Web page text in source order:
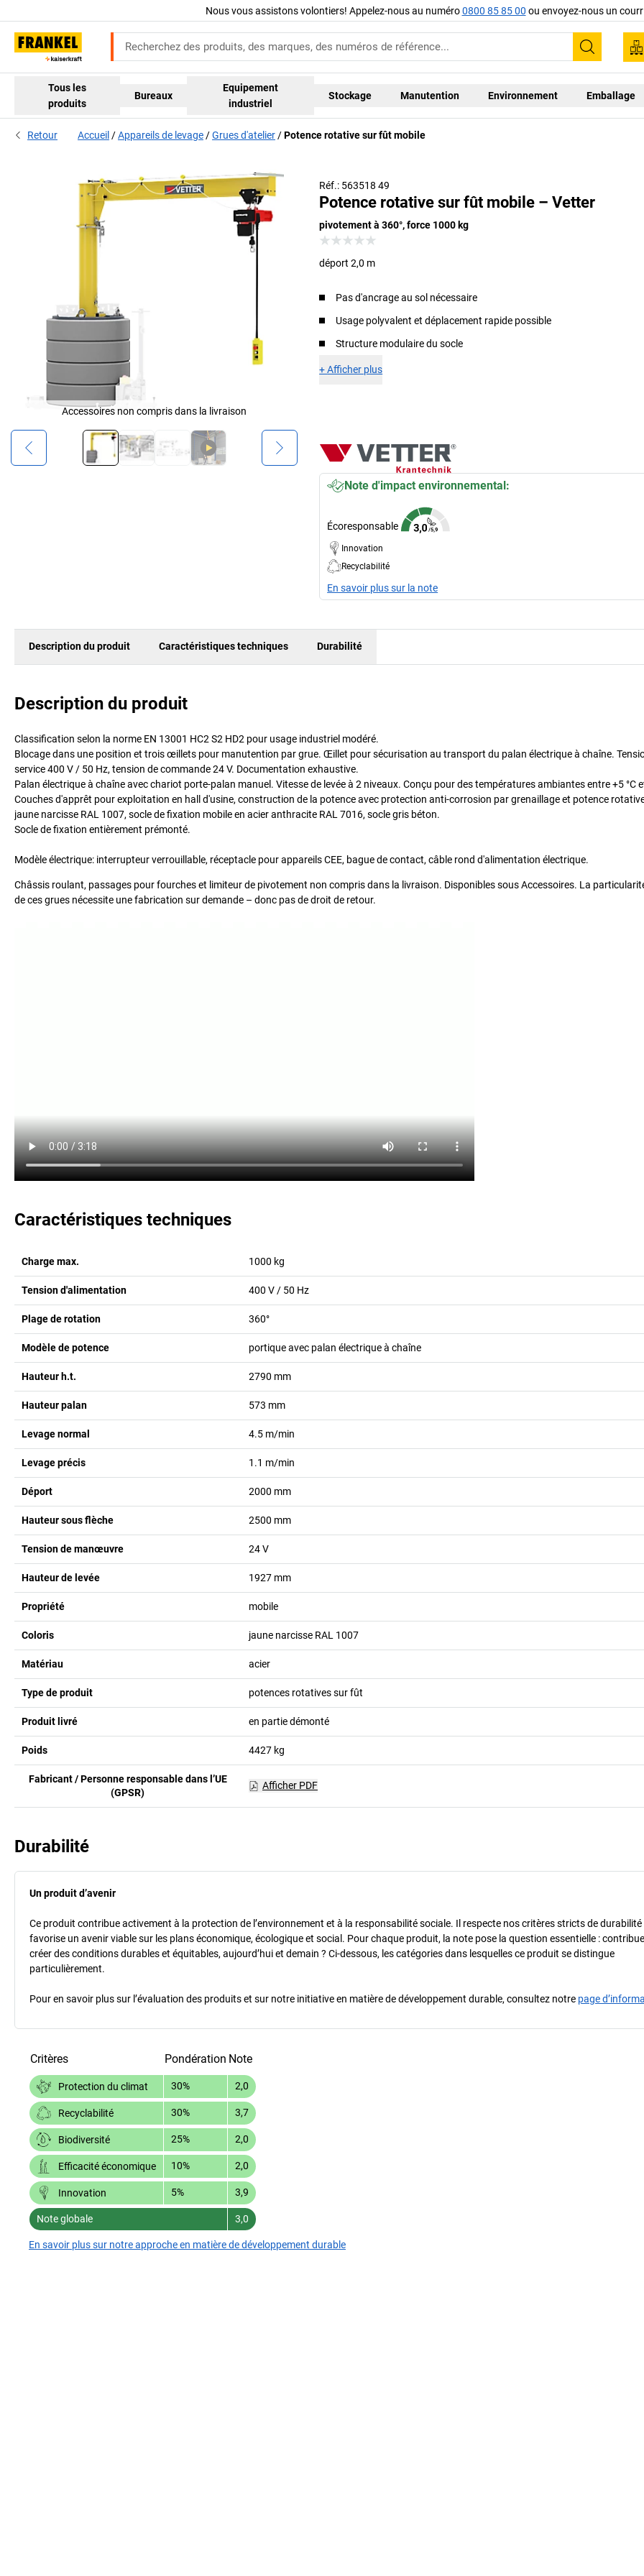
Nous vous assistons volontiers! Appelez-nous au numéro0800 85 85 00 ou envoyez-nous un
Tous les
produits
Bureaux
Equipement
industriel
Stockage Manutention Environnement Emballage
Retour Accueil Appareils de levage Grues d'atelier Potence rotative sur fût mobile
Réf.: 563518 49
Potence rotative sur fût mobile – Vetter
pivotement à 360°, force 1000 kg
déport 2,0 m
Pas d'ancrage au sol nécessaire
Usage polyvalent et déplacement rapide possible
Structure modulaire du socle
+Afficher plus
Note d'impact environnemental:
Écoresponsable
Innovation
Recyclabilité
En savoir plus sur la note
Accessoires non compris dans la livraison
Description du produit Caractéristiques techniques Durabilité
Description du produit
Classification selon la norme EN 13001 HC2 S2 HD2 pour usage industriel modéré.
Blocage dans une position et trois œillets pour manutention par grue. Œillet pour sécurisation au transport du palan électrique à chaîne.
service 400 V / 50 Hz, tension de commande 24 V. Documentation exhaustive.
Palan électrique à chaîne avec chariot porte-palan manuel. Vitesse de levée à 2 niveaux. Conçu pour des températures ambiantes entre +5 °C
Couches d'apprêt pour exploitation en hall d'usine, construction de la potence avec protection anti-corrosion par grenaillage et potence
jaune narcisse RAL 1007, socle de fixation mobile en acier anthracite RAL 7016, socle gris béton.
Socle de fixation entièrement prémonté.
Modèle électrique: interrupteur verrouillable, réceptacle pour appareils CEE, bague de contact, câble rond d'alimentation électrique.
Châssis roulant, passages pour fourches et limiteur de pivotement non compris dans la livraison. Disponibles sous Accessoires. La
de ces grues nécessite une fabrication sur demande – donc pas de droit de retour.
Caractéristiques techniques
Charge max. 1000 kg
Tension d'alimentation 400 V / 50 Hz
Plage de rotation 360°
Modèle de potence portique avec palan électrique à chaîne
Hauteur h.t. 2790 mm
Hauteur palan 573 mm
Levage normal 4.5 m/min
Levage précis 1.1 m/min
Déport 2000 mm
Hauteur sous flèche 2500 mm
Tension de manœuvre 24V
Hauteur de levée 1927 mm
Propriété mobile
Coloris jaune narcisse RAL 1007
Matériau acier
Type de produit potences rotatives sur fût
Produit livré en partie démonté
Poids 4427 kg
Fabricant / Personne responsable dans l’UE
(GPSR)
Afficher PDF
Durabilité
Un produit d’avenir
Ce produit contribue activement à la protection de l’environnement et à la responsabilité sociale. Il respecte nos critères stricts de durabilité
favorise un avenir viable sur les plans économique, écologique et social. Pour chaque produit, la note pose la question essentielle :
créer des conditions durables et équitables, aujourd’hui et demain ? Ci-dessous, les catégories dans lesquelles ce produit se distingue
particulièrement.
Pour en savoir plus sur l’évaluation des produits et sur notre initiative en matière de développement durable, consultez notre page
Critères Pondération Note
Protection du climat 30% 2,0
Recyclabilité 30% 3,7
Biodiversité 25% 2,0
Efficacité économique 10% 2,0
Innovation 5% 3,9
Note globale 3,0
En savoir plus sur notre approche en matière de développement durable